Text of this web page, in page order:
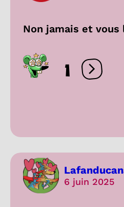
Non jamais et vous
1 Ouvrir
6 juin 2025